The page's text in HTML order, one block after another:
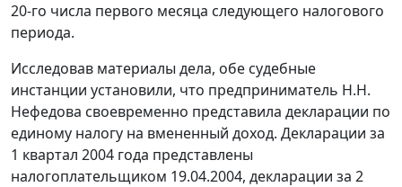
20-го числа первого месяца следующего налогового
периода.
Исследовав материалы дела, обе судебные
инстанции установили, что предприниматель Н.Н.
Нефедова своевременно представила декларации по
единому налогу на вмененный доход. Декларации за
1 квартал 2004 года представлены
налогоплательщиком 19.04.2004, декларации за 2